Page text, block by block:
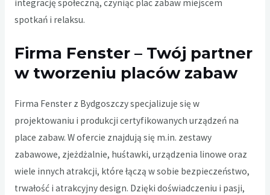
integrację społeczną, czyniąc plac zabaw miejscem
spotkań i relaksu.
Firma Fenster – Twój partner
w tworzeniu placów zabaw
Firma Fenster z Bydgoszczyspecjalizuje się w
projektowaniu i produkcji certyfikowanych urządzeń na
place zabaw. W ofercie znajdują się m.in. zestawy
zabawowe, zjeżdżalnie, huśtawki, urządzenia linowe oraz
wiele innych atrakcji, które łączą w sobie bezpieczeństwo,
trwałość i atrakcyjny design. Dzięki doświadczeniu i pasji,